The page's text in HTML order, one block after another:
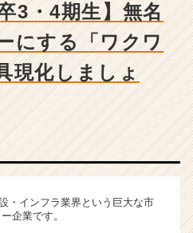
3・4期生】無名
にする「ワクワ
現化しましょ
・インフラ業界という巨大な市
企業です。